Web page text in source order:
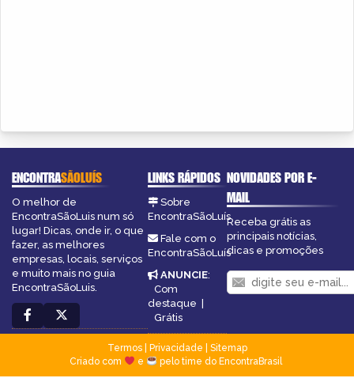
ENCONTRASÃOLUÍS
O melhor de
EncontraSãoLuis num só
lugar! Dicas, onde ir, o que
fazer, as melhores
empresas, locais, serviços
e muito mais no guia
EncontraSãoLuis.
LINKS RÁPIDOS
Sobre
EncontraSãoLuís
Fale com o
EncontraSãoLuís
ANUNCIE:
Com
destaque |
Grátis
NOVIDADES POR E-
MAIL
Receba grátis as
principais notícias,
dicas e promoções
Termos| Privacidade
Sitemap
Criado com
e pelo time do EncontraBrasil